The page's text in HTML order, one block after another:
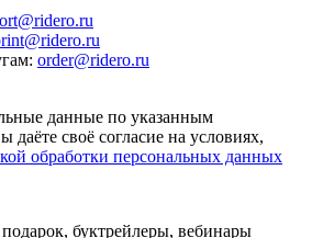
: order@ridero.ru
данные по указанным
своё согласие на условиях,
обработки персональных данных
буктрейлеры, вебинары